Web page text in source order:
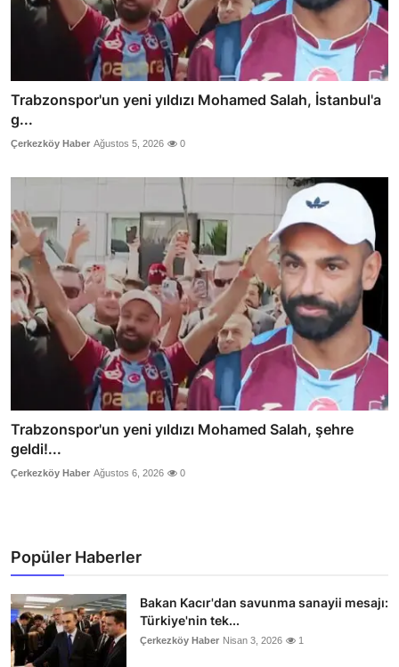
Trabzonspor'un yeni yıldızı Mohamed Salah, İstanbul'a
g...
Çerkezköy Haber Ağustos 5, 2026 0
Trabzonspor'un yeni yıldızı Mohamed Salah, şehre
geldi!...
Çerkezköy Haber Ağustos 6, 2026 0
Popüler Haberler
Bakan Kacır'dan savunma sanayii mesajı:
Türkiye'nin tek...
Çerkezköy Haber Nisan 3, 2026 1